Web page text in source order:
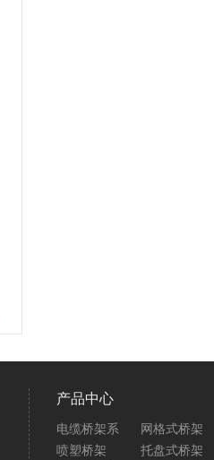
产品中心
电缆桥架系
网格式桥架
喷塑桥架
托盘式桥架